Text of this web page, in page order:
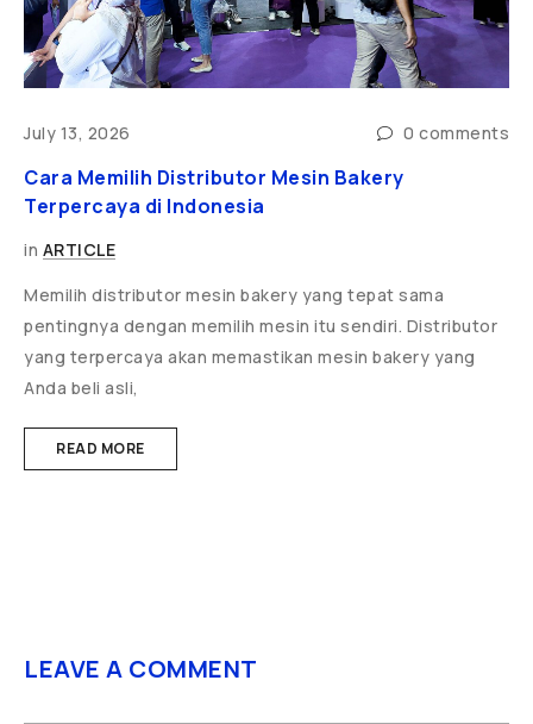
July 13, 2026 0 comments
Cara Memilih Distributor Mesin Bakery
Terpercaya di Indonesia
in ARTICLE
Memilih distributor mesin bakery yang tepat sama
pentingnya dengan memilih mesin itu sendiri. Distributor
yang terpercaya akan memastikan mesin bakery yang
Anda beli asli,
READ MORE
LEAVE A COMMENT